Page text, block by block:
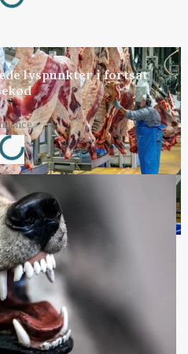
lyspunkter i fortsat
Loading...